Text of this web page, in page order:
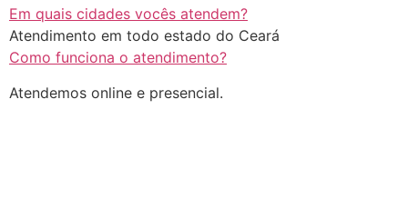
Em quais cidades vocês atendem?
Atendimento em todo estado do Ceará
Como funciona o atendimento?
Atendemos online e presencial.